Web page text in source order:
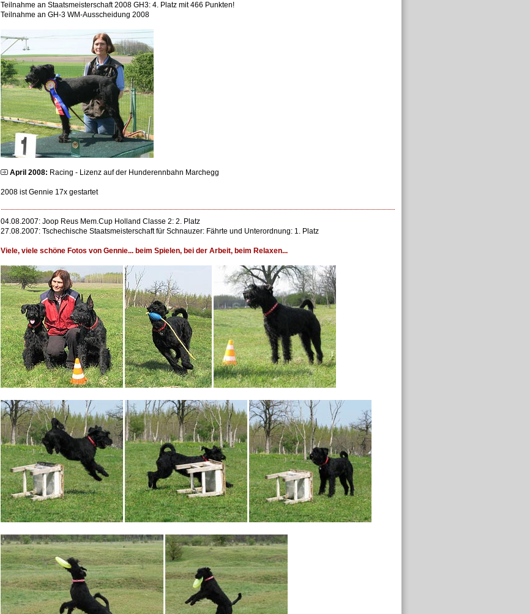
Teilnahme an Staatsmeisterschaft 2008 GH3: 4. Platz mit 466 Punkten!
Teilnahme an GH-3 WM-Ausscheidung 2008
April 2008: Racing - Lizenz auf der Hunderennbahn Marchegg
2008 ist Gennie 17x gestartet
04.08.2007: Joop Reus Mem.Cup Holland Classe 2: 2. Platz
27.08.2007: Tschechische Staatsmeisterschaft für Schnauzer: Fährte und Unterordnung: 1. Platz
Viele, viele schöne Fotos von Gennie... beim Spielen, bei der Arbeit, beim Relaxen...